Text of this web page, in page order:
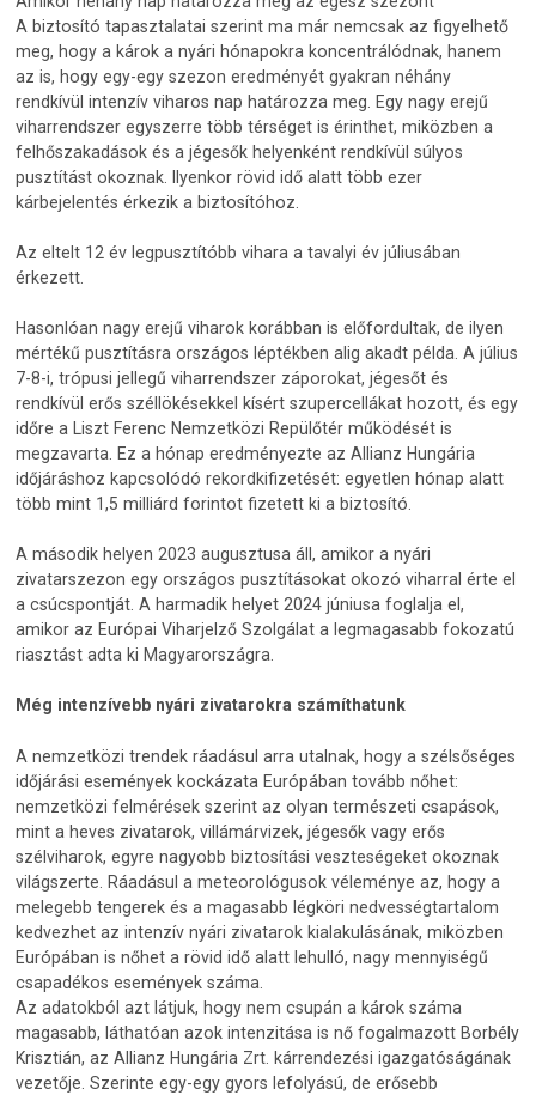
A biztosító tapasztalatai szerint ma már nemcsak az figyelhető
meg, hogy a károk a nyári hónapokra koncentrálódnak, hanem
az is, hogy egy-egy szezon eredményét gyakran néhány
rendkívül intenzív viharos nap határozza meg. Egy nagy erejű
viharrendszer egyszerre több térséget is érinthet, miközben a
felhőszakadások és a jégesők helyenként rendkívül súlyos
pusztítást okoznak. Ilyenkor rövid idő alatt több ezer
kárbejelentés érkezik a biztosítóhoz.
Az eltelt 12 év legpusztítóbb vihara a tavalyi év júliusában
érkezett.
Hasonlóan nagy erejű viharok korábban is előfordultak, de ilyen
mértékű pusztításra országos léptékben alig akadt példa. A július
7-8-i, trópusi jellegű viharrendszer záporokat, jégesőt és
rendkívül erős széllökésekkel kísért szupercellákat hozott, és egy
időre a Liszt Ferenc Nemzetközi Repülőtér működését is
megzavarta. Ez a hónap eredményezte az Allianz Hungária
időjáráshoz kapcsolódó rekordkifizetését: egyetlen hónap alatt
több mint 1,5 milliárd forintot fizetett ki a biztosító.
A második helyen 2023 augusztusa áll, amikor a nyári
zivatarszezon egy országos pusztításokat okozó viharral érte el
a csúcspontját. A harmadik helyet 2024 júniusa foglalja el,
amikor az Európai Viharjelző Szolgálat a legmagasabb fokozatú
riasztást adta ki Magyarországra.
Még intenzívebb nyári zivatarokra számíthatunk
A nemzetközi trendek ráadásul arra utalnak, hogy a szélsőséges
időjárási események kockázata Európában tovább nőhet:
nemzetközi felmérések szerint az olyan természeti csapások,
mint a heves zivatarok, villámárvizek, jégesők vagy erős
szélviharok, egyre nagyobb biztosítási veszteségeket okoznak
világszerte. Ráadásul a meteorológusok véleménye az, hogy a
melegebb tengerek és a magasabb légköri nedvességtartalom
kedvezhet az intenzív nyári zivatarok kialakulásának, miközben
Európában is nőhet a rövid idő alatt lehulló, nagy mennyiségű
csapadékos események száma.
Az adatokból azt látjuk, hogy nem csupán a károk száma
magasabb, láthatóan azok intenzitása is nő fogalmazott Borbély
Krisztián, az Allianz Hungária Zrt. kárrendezési igazgatóságának
vezetője. Szerinte egy-egy gyors lefolyású, de erősebb